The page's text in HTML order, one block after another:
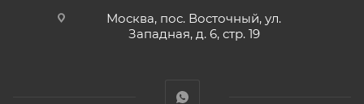
Москва, пос. Восточный, ул.
Западная, д. 6, стр. 19